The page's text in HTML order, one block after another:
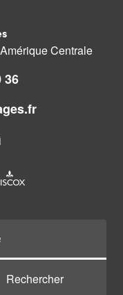
Centrale
36
Rechercher